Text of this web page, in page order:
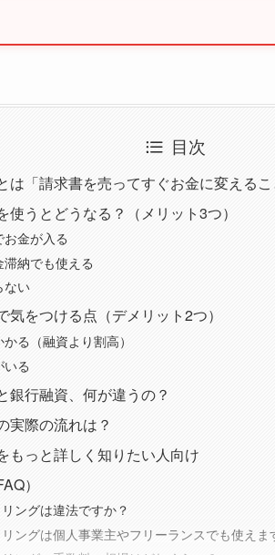
目次
は「請求書を売ってすぐお金に変えるこ
使うとどうなる？（メリット3つ）
金が入る
納でも使える
ない
気をつける点（デメリット2つ）
る（融資より割高）
る
銀行融資、何が違うの？
実際の流れは？
もっと詳しく知りたい人向け
）
ングは違法ですか？
ングは個人事業主やフリーランスでも使えま